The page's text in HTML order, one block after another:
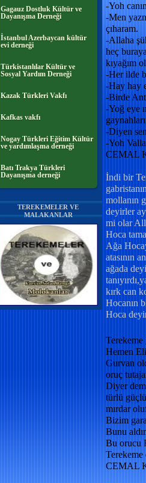
Gagauz Dostluk Kültür ve
Dayanışma Derneği
İstanbul Azerbaycan kültür
evi derneği
Türkistanlılar Kültür ve
Sosyal Yardım Derneği
Kazak Türkleri Vakfı
Kafkas vakfı
Nogay Türkleri Eğitim Kültür
ve yardımlaşma derneği
Batı Trakya Türkleri
Dayanışma derneği
TEREKEMELER VE
MALAKANLAR
-Yoh
-Men
çıharam.
-Allaha
heç
kıyağım
-Her ilde
-Hay hay
-Birde
-Yoğ eye
-Diyen
-Yoh
CEMAL
İndi bir
mollanın
deyirler
mi olar
Hoca
Ağa
atasının
ağada
kırk can
Hocanın
Hoca
Terekeme
Hemen
Gurvan
oruç
Diyer
türlü
mırdar
Bizim
Bunu
Bu orucu
Terekeme
CEMAL